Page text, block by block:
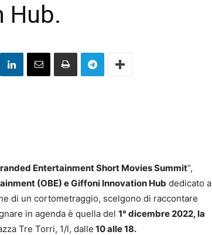
Hub.
Entertainment Short Movies Summit“,
(OBE) e Giffoni Innovation Hub dedicato a
di un cortometraggio, scelgono di raccontare
in agenda è quella del 1° dicembre 2022, la
Tre Torri, 1/l, dalle 10 alle 18.